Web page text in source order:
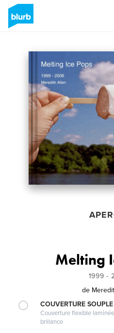
Melting
1999 -
de
COUVERTURE SOUPLE
Couverture flexible
brillance